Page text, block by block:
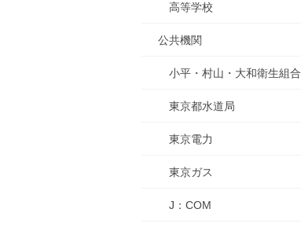
高等学校
公共機関
小平・村山・大和衛生組合
東京都水道局
東京電力
東京ガス
J：COM